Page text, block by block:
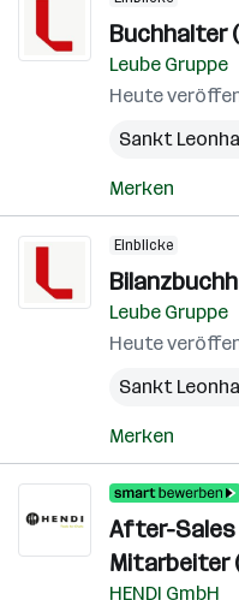
Buchhalter
Leube Gruppe
Heute
Sankt
Merken
Einblicke
Leube Gruppe
Heute
Sankt
Merken
After-Sales
Mitarbeiter
HENDI GmbH